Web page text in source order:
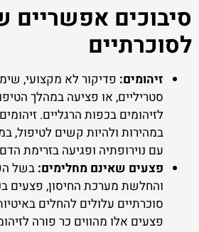
סיבוכים אפשריים
לסוכרתיים
זיהומים: פדיקור לא מקצועי,
סטריליים, או פציעה במהלך
לזיהומים בכפות הרגליים.
במהירות ולהיות קשים לטיפול,
עם נוירופתיה ופגיעה בזרימת
פצעים שאינם מחלימים: בשל
והחלשת מערכת החיסון, פצעים
סוכרתיים עלולים להחלים
פצעים אלו מהווים כר פורה